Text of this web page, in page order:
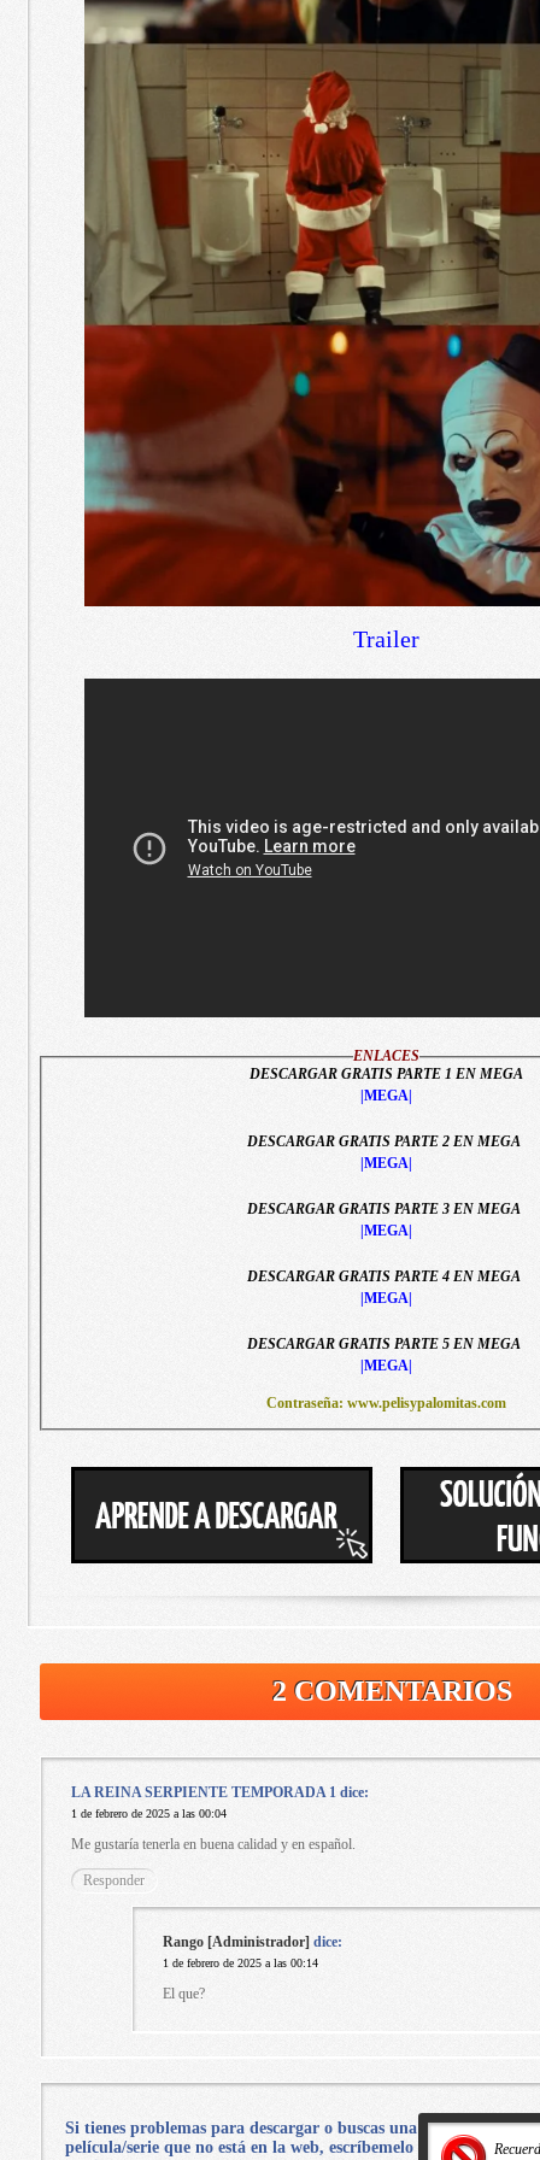
Trailer
ENLACES
DESCARGAR GRATIS PARTE 1 EN MEGA
|MEGA|
DESCARGAR GRATIS PARTE 2 EN MEGA
|MEGA|
DESCARGAR GRATIS PARTE 3 EN MEGA
|MEGA|
DESCARGAR GRATIS PARTE 4 EN MEGA
|MEGA|
DESCARGAR GRATIS PARTE 5 EN MEGA
|MEGA|
Contraseña: www.pelisypalomitas.com
2 COMENTARIOS
LA REINA SERPIENTE TEMPORADA 1 dice:
1 de febrero de 2025 a las 00:04
Me gustaría tenerla en buena calidad y en español.
Responder
Rango [Administrador] dice:
1 de febrero de 2025 a las 00:14
El que?
Si tienes problemas para descargar o buscas una
película/serie que no está en la web, escríbemelo